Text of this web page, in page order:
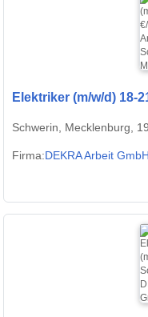
Elektriker (m/w/d) 18-
Schwerin, Mecklenburg,
Firma:DEKRA Arbeit GmbH